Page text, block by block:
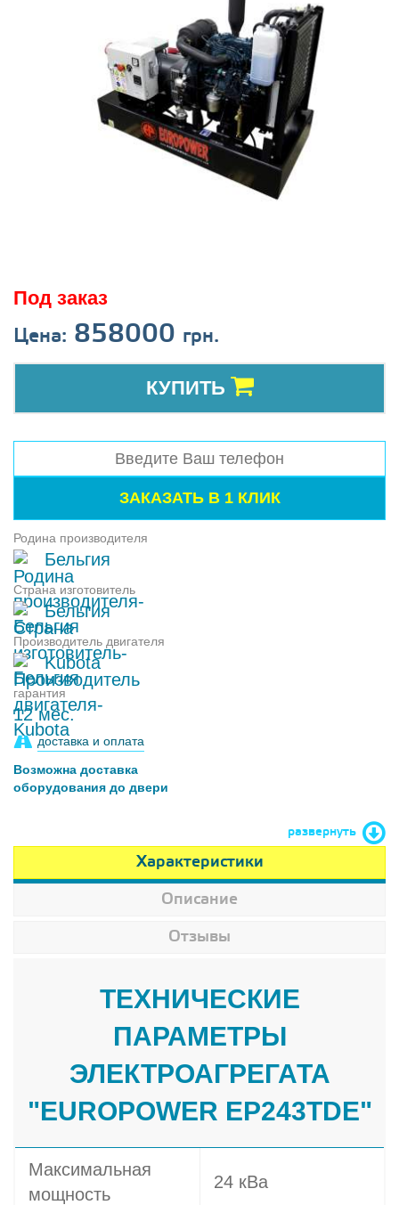
Под заказ
Цена: 858000 грн.
КУПИТЬ
Родина производителя
Бельгия
Страна изготовитель
Бельгия
Производитель двигателя
Kubota
гарантия
12 мес.
доставка и оплата
Возможна доставка
оборудования до двери
развернуть
Характеристики
Описание
Отзывы
ТЕХНИЧЕСКИЕ
ПАРАМЕТРЫ
ЭЛЕКТРОАГРЕГАТА
"EUROPOWER EP243TDE"
Максимальная
мощность
24 кВа